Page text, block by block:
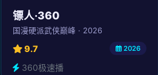
镖人·360
国漫硬派武侠巅峰 · 2026
9.7 2026
360极速播